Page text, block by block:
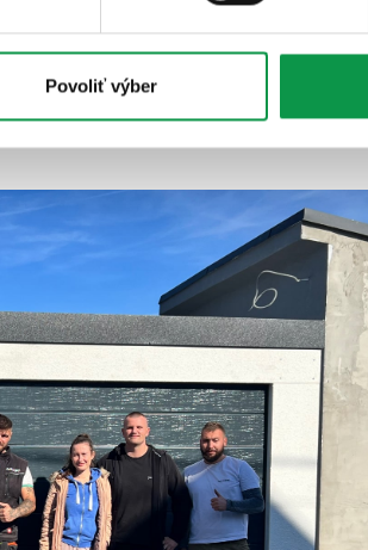
Povoliť výber